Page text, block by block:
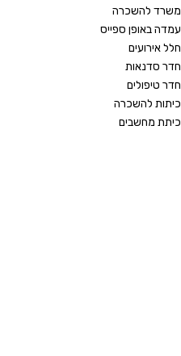
משרד להשכרה
עמדה באופן ספייס
חלל אירועים
חדר סדנאות
חדר טיפולים
כיתות להשכרה
כיתת מחשבים